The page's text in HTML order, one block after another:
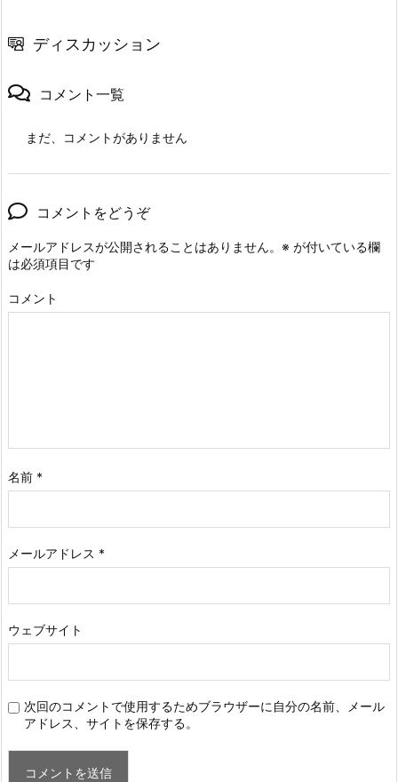
ディスカッション
コメント一覧
まだ、コメントがありません
コメントをどうぞ
メールアドレスが公開されることはありません。 ※ が付いている欄
は必須項目です
コメント
名前 *
メールアドレス *
ウェブサイト
次回のコメントで使用するためブラウザーに自分の名前、メール
アドレス、サイトを保存する。